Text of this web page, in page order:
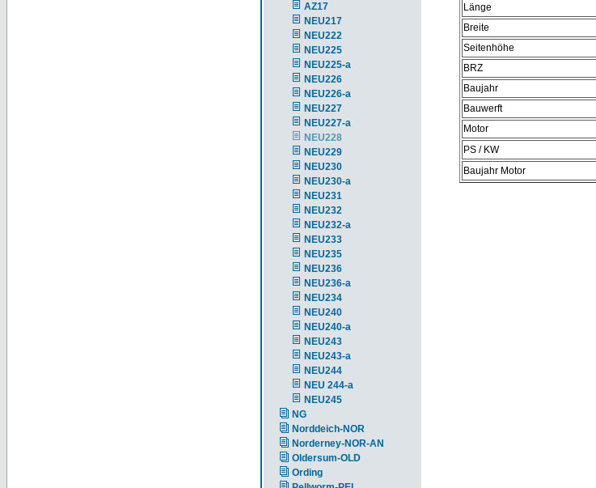
AZ17
NEU217
NEU222
NEU225
NEU225-a
NEU226
NEU226-a
NEU227
NEU227-a
NEU228
NEU229
NEU230
NEU230-a
NEU231
NEU232
NEU232-a
NEU233
NEU235
NEU236
NEU236-a
NEU234
NEU240
NEU240-a
NEU243
NEU243-a
NEU244
NEU 244-a
NEU245
NG
Norddeich-NOR
Norderney-NOR-AN
Oldersum-OLD
Ording
Länge
Breite
Seitenhöhe
BRZ
Baujahr
Bauwerft
Motor
PS / KW
Baujahr Motor